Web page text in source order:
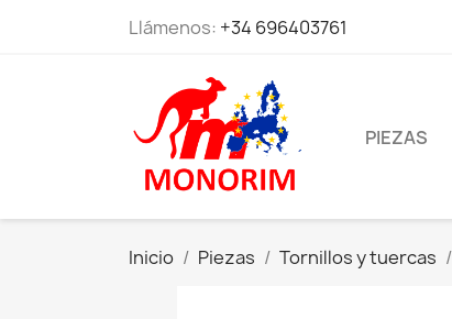
Llámenos: +34 696403761
PIEZAS
Inicio Piezas Tornillos y tuercas